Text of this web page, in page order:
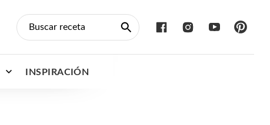
INSPIRACIÓN